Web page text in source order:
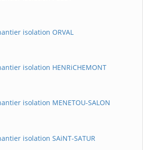
isolation ORVAL
isolation HENRiCHEMONT
isolation MENETOU-SALON
isolation SAiNT-SATUR